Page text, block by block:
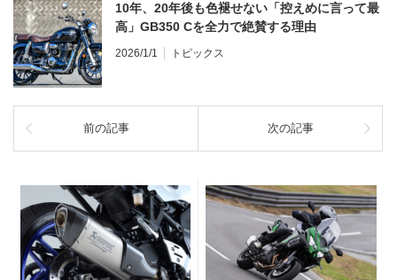
10年、20年後も色褪せない「控えめに言って最
高」GB350 Cを全力で絶賛する理由
2026/1/1 トピックス
前の記事 次の記事